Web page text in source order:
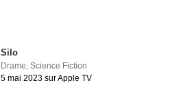
Silo
Drame ,Science Fiction
5 mai 2023 sur Apple TV